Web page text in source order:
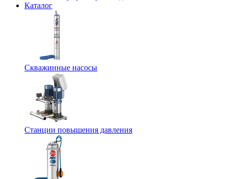
Каталог
Скважинные насосы
Станции повышения давления